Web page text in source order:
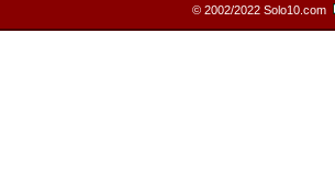
© 2002/2022 Solo10.com